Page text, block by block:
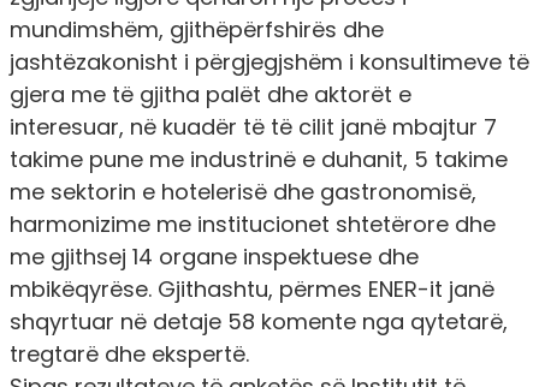
mundimshëm, gjithëpërfshirës dhe
jashtëzakonisht i përgjegjshëm i konsultimeve të
gjera me të gjitha palët dhe aktorët e
interesuar, në kuadër të të cilit janë mbajtur 7
takime pune me industrinë e duhanit, 5 takime
me sektorin e hotelerisë dhe gastronomisë,
harmonizime me institucionet shtetërore dhe
me gjithsej 14 organe inspektuese dhe
mbikëqyrëse. Gjithashtu, përmes ENER-it janë
shqyrtuar në detaje 58 komente nga qytetarë,
tregtarë dhe ekspertë.